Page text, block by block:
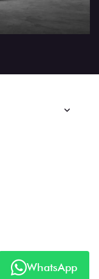
WhatsApp